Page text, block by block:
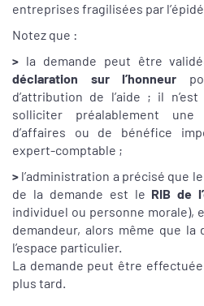
entreprises fragilisées par
Notez que :
> la demande peut être
déclaration sur l’honneur
d’attribution de l’aide ; il
solliciter préalablement
d’affaires ou de bénéfice
expert-comptable ;
> l’administration a précisé que
de la demande est le RIB de
individuel ou personne morale),
demandeur, alors même que
l’espace particulier.
La demande peut être effectuée
plus tard.